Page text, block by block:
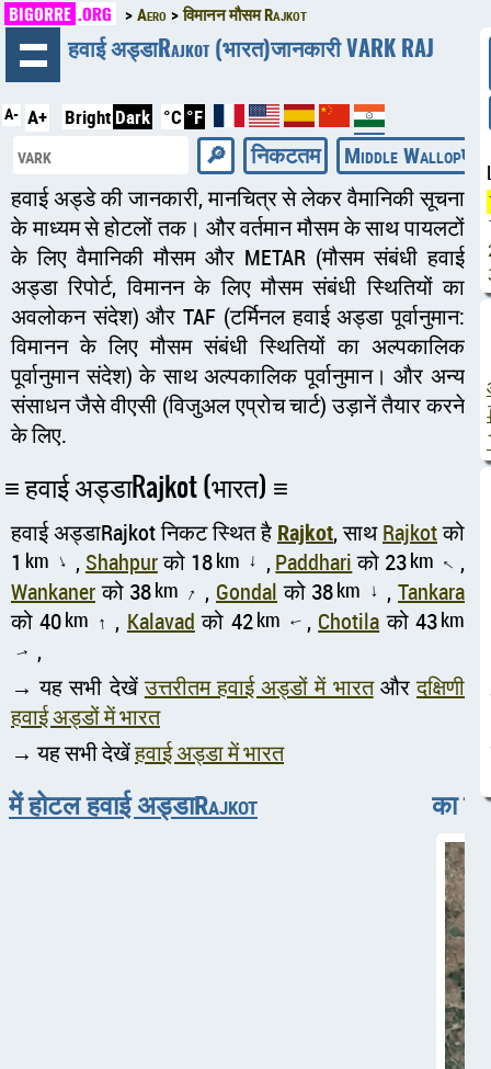
BIGORRE .ORG Aero विमानन मौसम Rajkot
हवाई अड्डाRajkot (भारत)जानकारी VARK RAJ
A- A+ Bright Dark °C °F
निकटतम
Middle
हवाई अड्डे की जानकारी, मानचित्र से लेकर वैमानिकी सूचना
के माध्यम से होटलों तक। और वर्तमान मौसम के साथ पायलटों
के लिए वैमानिकी मौसम और METAR (मौसम संबंधी हवाई
अड्डा रिपोर्ट, विमानन के लिए मौसम संबंधी स्थितियों का
अवलोकन संदेश) और TAF (टर्मिनल हवाई अड्डा पूर्वानुमान:
विमानन के लिए मौसम संबंधी स्थितियों का अल्पकालिक
पूर्वानुमान संदेश) के साथ अल्पकालिक पूर्वानुमान। और अन्य
संसाधन जैसे वीएसी (विजुअल एप्रोच चार्ट) उड़ानें तैयार करने
के लिए.
हवाई अड्डाRajkot (भारत)
हवाई अड्डाRajkot निकट स्थित है Rajkot, साथRajkotको
1 km ↑ , Shahpurको 18km ↑ ,Paddhariको 23km ↑ ,
Wankanerको 38km ↑ , Gondal को 38km ↑ ,Tankara
को 40km ↑ , Kalavad को 42km ↑ , Chotila को 43km
↑ ,
→ यह सभी देखेंउत्तरीतम हवाई अड्डों में भारतऔरदक्षिणी
हवाई अड्डों में भारत
→ यह सभी देखेंहवाई अड्डा में भारत
में होटल हवाई अड्डाRajkot का